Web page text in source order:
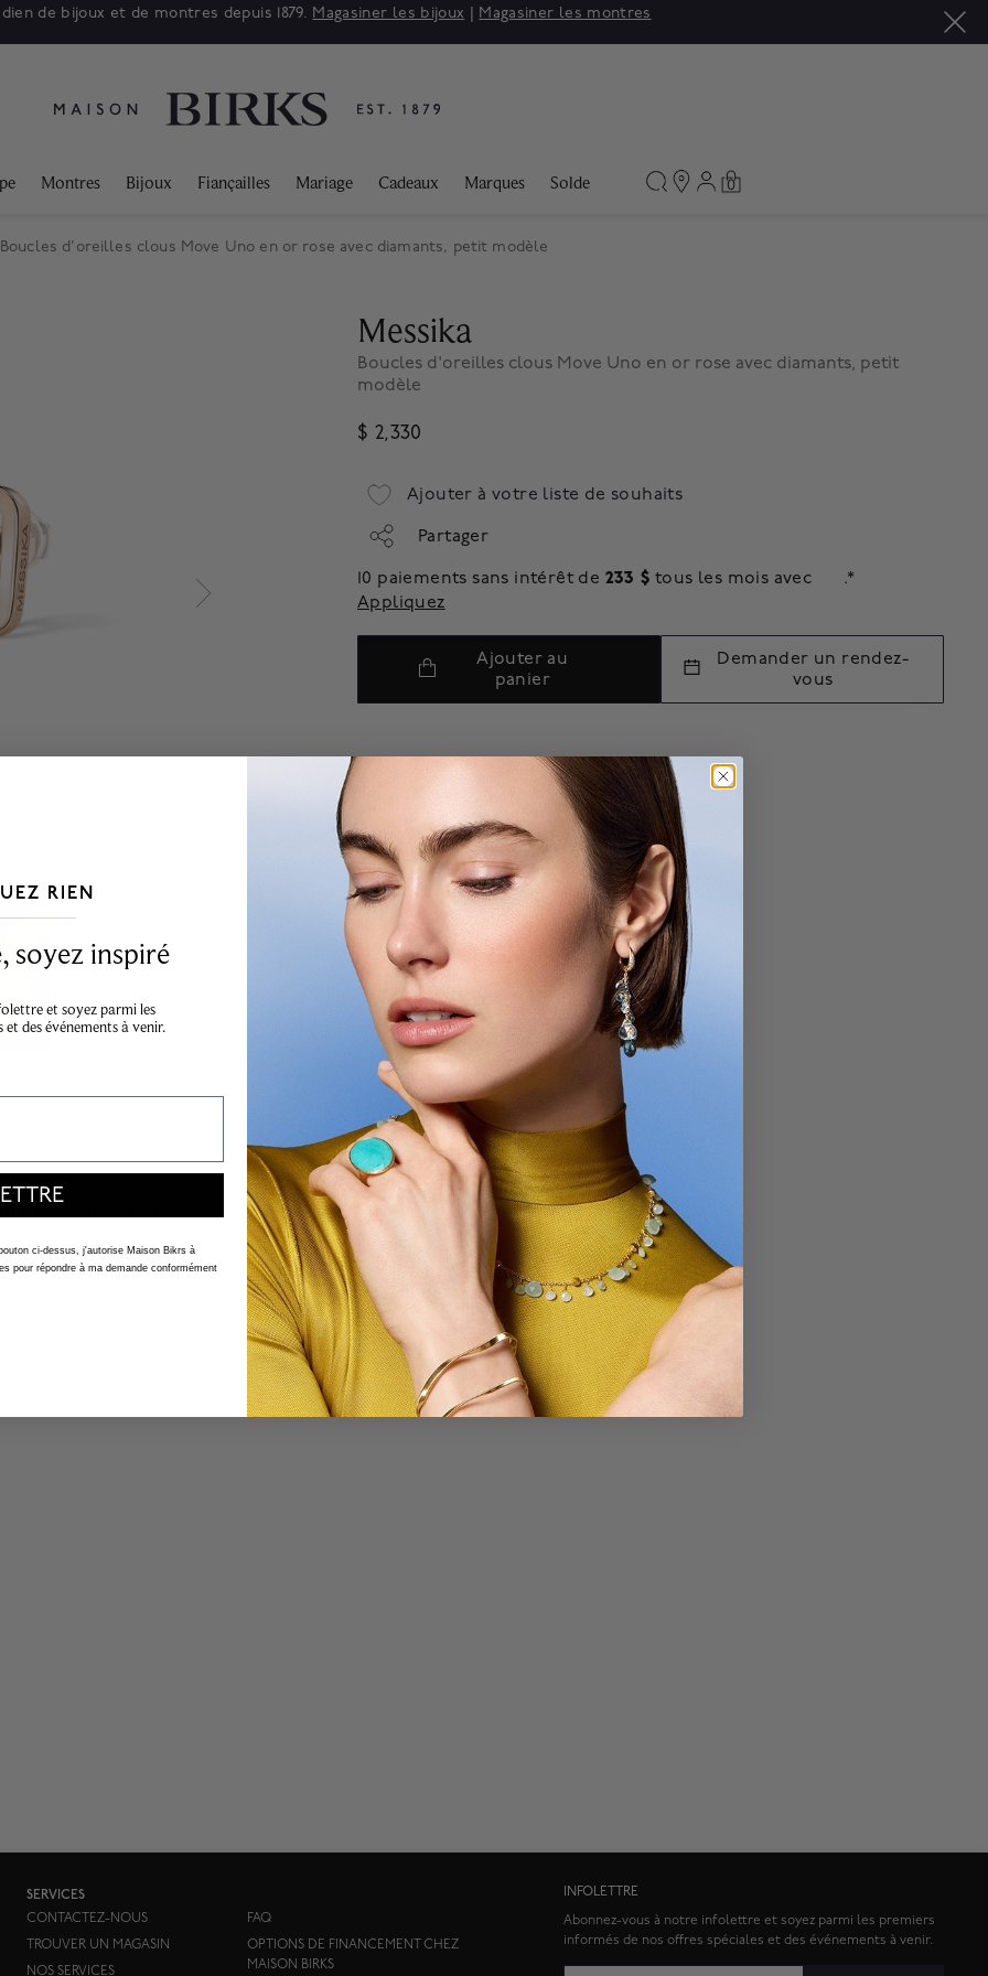
de bijoux et de montres depuis 1879. Magasiner les bijoux | Magasiner les montres
Montres Bijoux Fiançailles Mariage Cadeaux Marques Solde 0
Boucles d'oreilles clous Move Uno en or rose avec diamants, petit modèle
carats serties d’un
de la Maison.
diamant en or
sophistiqué, et
Messika
Boucles d'oreilles clous Move Uno en or rose avec diamants, petit
modèle
$ 2,330
Ajouter à votre liste de souhaits
Partager
10 paiements sans intérêt de 233 $ tous les mois avec
.*
Appliquez
Ajouter au
panier
Demander un rendez-
vous
SERVICES
CONTACTEZ-NOUS
TROUVER UN MAGASIN
NOS SERVICES
FAQ
OPTIONS DE FINANCEMENT CHEZ
MAISON BIRKS
INFOLETTRE
Abonnez-vous à notre infolettre et soyez parmi les premiers
informés de nos offres spéciales et des événements à venir.
RIEN
soyez inspiré
et soyez parmi les
des événements à venir.
ci-dessus, j'autorise Maison Bikrs à
pour répondre à ma demande conformément